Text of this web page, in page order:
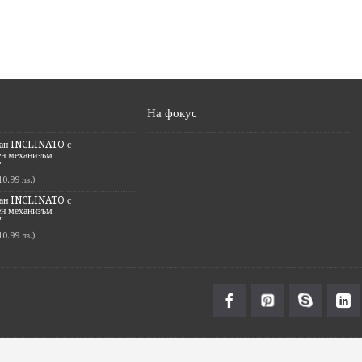
INCLINATO с
механизъм
лв.)
INCLINATO с
механизъм
лв.)
На фокус